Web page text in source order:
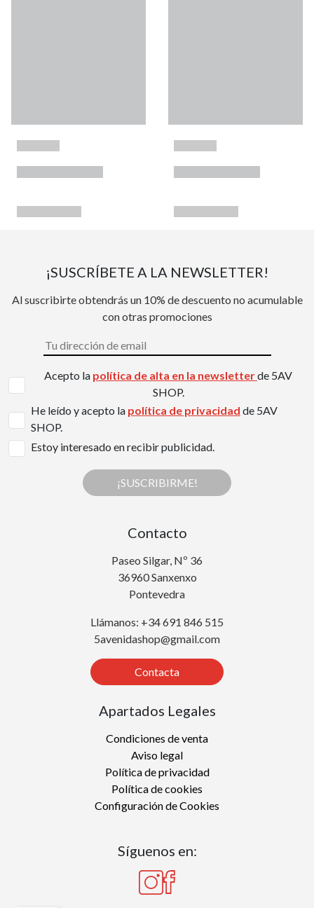
¡SUSCRÍBETE A LA NEWSLETTER!
Al suscribirte obtendrás un 10% de descuento no acumulable
con otras promociones
Acepto la política de alta en la newsletterde 5AV
SHOP.
He leído y acepto la política de privacidad de 5AV
SHOP.
Estoy interesado en recibir publicidad.
¡SUSCRIBIRME!
Contacto
Paseo Silgar, Nº 36
36960 Sanxenxo
Pontevedra
Llámanos: +34 691 846 515
5avenidashop@gmail.com
Contacta
Apartados Legales
Condiciones de venta
Aviso legal
Política de privacidad
Política de cookies
Configuración de Cookies
Síguenos en: